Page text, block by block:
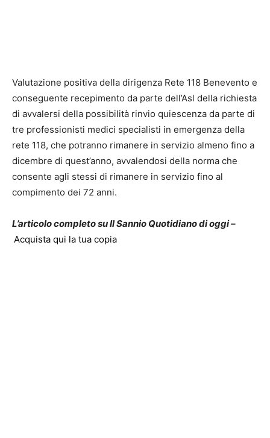
Valutazione positiva della dirigenza Rete 118 Benevento e
conseguente recepimento da parte dell’Asl della richiesta
di avvalersi della possibilità rinvio quiescenza da parte di
tre professionisti medici specialisti in emergenza della
rete 118, che potranno rimanere in servizio almeno fino a
dicembre di quest’anno, avvalendosi della norma che
consente agli stessi di rimanere in servizio fino al
compimento dei 72 anni.
L’articolo completo su Il Sannio Quotidiano di oggi –
Acquista qui la tua copia